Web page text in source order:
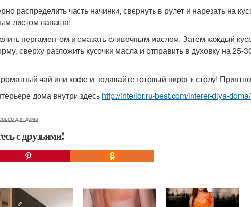
распределить часть начинки, свернуть в рулет и нарезать на
листом лаваша!
пергаментом и смазать сливочным маслом. Затем каждый
сверху разложить кусочки масла и отправить в духовку на 25-
чай или кофе и подавайте готовый пирог к столу!
дома внутри здесь http://interior.ru-best.com/interer-dlya-
для дома
с друзьями!